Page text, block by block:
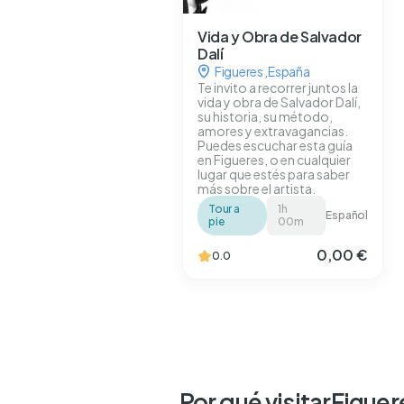
Vida y Obra de Salvador
Dalí
Figueres España
Te invito a recorrer juntos la
vida y obra de Salvador Dalí,
su historia, su método,
amores y extravagancias.
Puedes escuchar esta guía
en Figueres, o en cualquier
lugar que estés para saber
más sobre el artista.
Tour a
pie
1h
00m
Español
0.0 0,00 €